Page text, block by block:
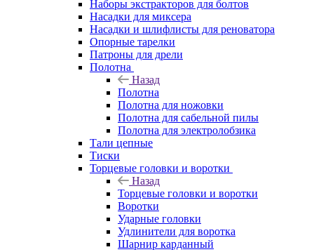
Наборы экстракторов для болтов
Насадки для миксера
Насадки и шлифлисты для реноватора
Опорные тарелки
Патроны для дрели
Полотна
Назад
Полотна
Полотна для ножовки
Полотна для сабельной пилы
Полотна для электролобзика
Тали цепные
Тиски
Торцевые головки и воротки
Назад
Торцевые головки и воротки
Воротки
Ударные головки
Удлинители для воротка
Шарнир карданный